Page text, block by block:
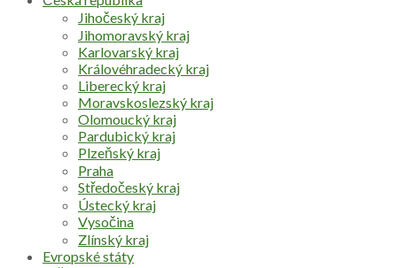
Jihočeský kraj
Jihomoravský kraj
Karlovarský kraj
Královéhradecký kraj
Liberecký kraj
Moravskoslezský kraj
Olomoucký kraj
Pardubický kraj
Plzeňský kraj
Praha
Středočeský kraj
Ústecký kraj
Vysočina
Zlínský kraj
Evropské státy